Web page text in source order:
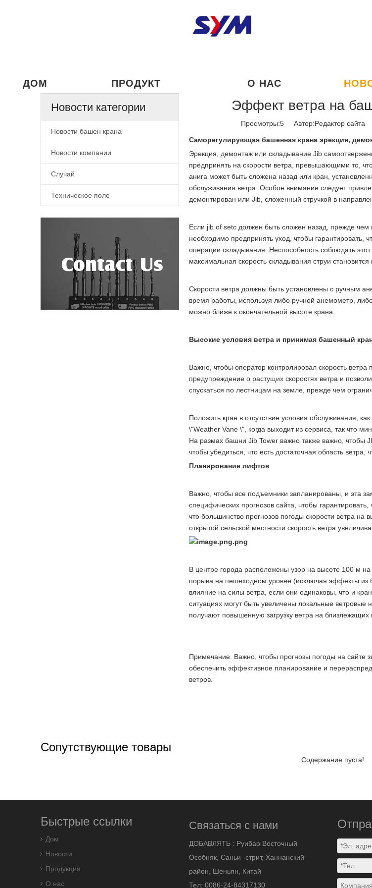
ДОМ ПРОДУКТ О НАС
Новости категории
Новости башен крана
Новости компании
Случай
Техническое поле
Эффект ветра на
Просмотры:5 Автор:Pедактор
Саморегулирующая башенная крана эрекция,
Эрекция, демонтаж или складывание Jib
предпринять на скорости ветра, превышающими то,
анига может быть сложена назад или кран,
обслуживания ветра. Особое внимание следует
демонтирован или Jib, сложенный стручкой в
Если jib of setc должен быть сложен назад, прежде чем
необходимо предпринять уход, чтобы
операции складывания. Неспособность соблюдать
максимальная скорость складывания струи
Скорости ветра должны быть установлены с ручным
время работы, используя либо ручной анемометр,
можно ближе к окончательной высоте крана.
Высокие условия ветра и принимая башенный
Важно, чтобы оператор контролировал скорость
предупреждение о растущих скоростях ветра и
спускаться по лестницам на земле, прежде чем
Положить кран в отсутствие условия обслуживания,
\"Weather Vane \", когда выходит из сервиса, так что
На размах башни Jib Tower важно также важно, чтобы
чтобы убедиться, что есть достаточная область
Планирование лифтов
Важно, чтобы все подъемники запланированы, и эта
специфических прогнозов сайта, чтобы
что большинство прогнозов погоды скорости ветра
открытой сельской местности скорость ветра
В центре города расположены узор на высоте 100 м на
порыва на пешеходном уровне (исключая эффекты из
влияние на силы ветра, если они одинаковы, что и
ситуациях могут быть увеличены локальные
получают повышенную загрузку ветра на близлежащих
Примечание. Важно, чтобы прогнозы погоды на сайте
обеспечить эффективное планирование и
ветров.
Сопутствующие товары
Содержание пуста!
Быстрые ссылки
Дом
Новости
Продукция
О нас
Связаться с нами
ДОБАВЛЯТЬ : Руибао Восточный
Особняк, Саньи -стрит, Ханнанский
район, Шеньян, Китай
Тел: 0086-24-84317130